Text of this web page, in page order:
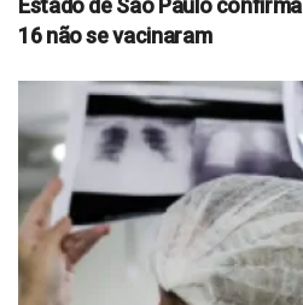
Estado de São Paulo
16 não se vacinaram